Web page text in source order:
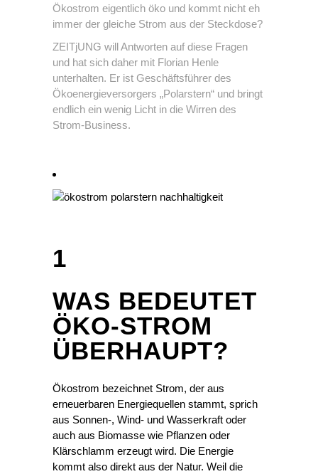
Ökostrom eigentlich öko und kommt nicht eh
immer der gleiche Strom aus der Steckdose?
ZEITjUNG will Antworten auf diese Fragen
und hat sich daher mit Florian Henle
unterhalten. Er ist Geschäftsführer des
Ökoenergieversorgers „Polarstern“ und bringt
endlich ein wenig Licht in die Wirren des
Strom-Business.
1
WAS BEDEUTET
ÖKO-STROM
ÜBERHAUPT?
Ökostrom bezeichnet Strom, der aus
erneuerbaren Energiequellen stammt, sprich
aus Sonnen-, Wind- und Wasserkraft oder
auch aus Biomasse wie Pflanzen oder
Klärschlamm erzeugt wird. Die Energie
kommt also direkt aus der Natur. Weil die